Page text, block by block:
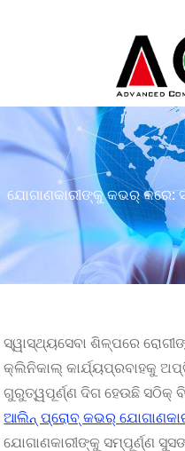
ଯୋଗାଣକାରୀଙ୍କୁ କଭର୍ କରେ:
ସ୍ୱାସ୍ଥ୍ୟସେବା ଶିଳ୍ପରେ
କ୍ଲିନିକାଲ୍ କାର୍ଯ୍ୟପ୍ରବାହକୁ
ଗୁରୁତ୍ୱପୂର୍ଣ୍ଣ ଦିଗ ହେଉଛି ସଠିକ୍
ଆଲିନ୍ ପ୍ରୋବ୍ କଭର୍
ଯୋଗାଣକାରୀଙ୍କୁ ସମ୍ପୂର୍ଣ୍ଣ